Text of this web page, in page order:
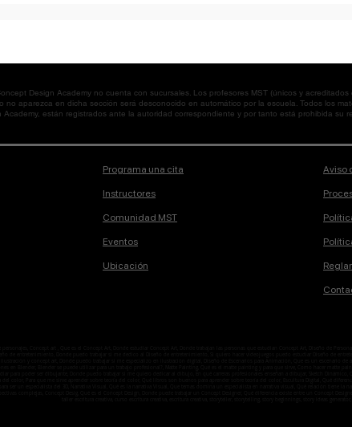
Design Academy no cuenta con sucursales. Los profesores MST (únicos y
no aparezca en dicha sección será desconocido en automático por la escuela. Todos los
Academy, están registrados ante la autoridad correspondiente y por tanto está prohibida su
Programa una cita
Instructores
Comunidad MST
Eventos
Ubicación
Aviso